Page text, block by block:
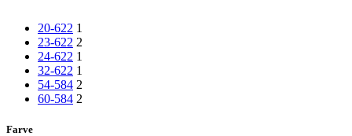
20-622 1
23-622 2
24-622 1
32-622 1
54-584 2
60-584 2
Farve